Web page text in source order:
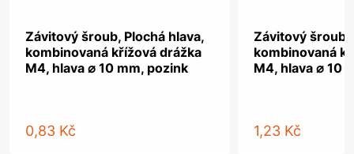
Závitový šroub, Plochá hlava,
kombinovaná křížová drážka
M4, hlava ⌀ 10 mm, pozink
0,83 Kč
Závitový šroub,
kombinovaná
M4, hlava ⌀ 10
1,23 Kč